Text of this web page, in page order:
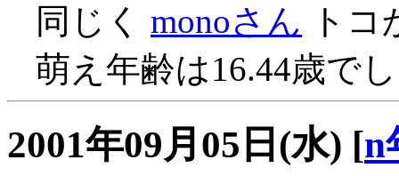
同じく monoさん ト
萌え年齢は16.44歳で
2001年09月05日(水) [n